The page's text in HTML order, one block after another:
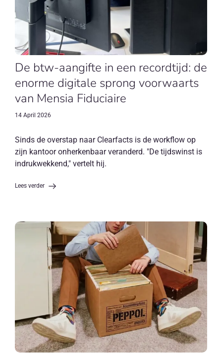
De btw-aangifte in een recordtijd: de
enorme digitale sprong voorwaarts
van Mensia Fiduciaire
14 April 2026
Sinds de overstap naar Clearfacts is de workflow op
zijn kantoor onherkenbaar veranderd. "De tijdswinst is
indrukwekkend," vertelt hij.
Lees verder